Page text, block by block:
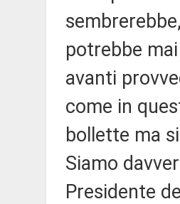
potrebbe
avanti
come in
bollette ma
Siamo
Presidente